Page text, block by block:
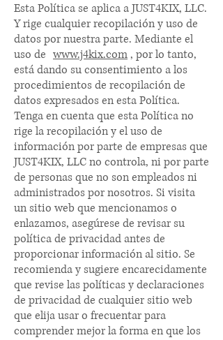
Esta Política se aplica a JUST4KIX, LLC.
Y rige cualquier recopilación y uso de
datos por nuestra parte. Mediante el
uso de www.j4kix.com , por lo tanto,
está dando su consentimiento a los
procedimientos de recopilación de
datos expresados en esta Política.
Tenga en cuenta que esta Política no
rige la recopilación y el uso de
información por parte de empresas que
JUST4KIX, LLC no controla, ni por parte
de personas que no son empleados ni
administrados por nosotros. Si visita
un sitio web que mencionamos o
enlazamos, asegúrese de revisar su
política de privacidad antes de
proporcionar información al sitio. Se
recomienda y sugiere encarecidamente
que revise las políticas y declaraciones
de privacidad de cualquier sitio web
que elija usar o frecuentar para
comprender mejor la forma en que los